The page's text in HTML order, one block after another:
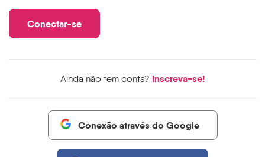
Ainda não tem conta? Inscreva-se!
Conexão através do Google